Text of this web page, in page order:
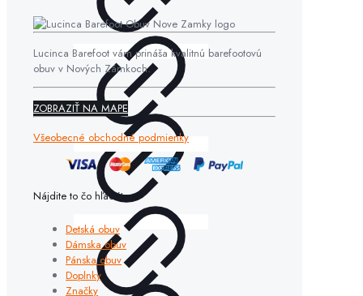
Lucinca Barefoot vám prináša kvalitnú barefootovú
obuv v Nových Zámkoch.
ZOBRAZIŤ NA MAPE
Všeobecné obchodné podmienky
Nájdite to čo hľadáte
Detská obuv
Dámska obuv
Pánska obuv
Doplnky
Značky